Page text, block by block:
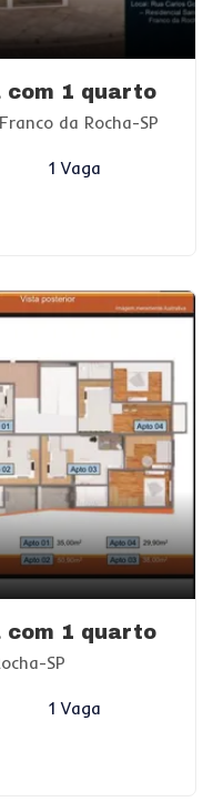
com 1 quarto
da Rocha-SP
1 Vaga
com 1 quarto
SP
1 Vaga